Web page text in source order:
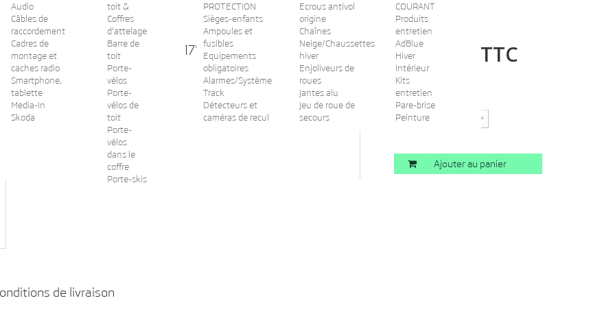
Audio
Câbles de
raccordement
Cadres de
montage et
caches radio
Smartphone,
tablette
Media-In
Skoda
toit &
Coffres
d'attelage
Barre de
toit
Porte-
vélos
Porte-
vélos de
toit
Porte-
vélos
dans le
coffre
Porte-skis
PROTECTION
Sièges-enfants
Ampoules et
fusibles
Equipements
obligatoires
Alarmes/Système
Track
Détecteurs et
caméras de recul
Ecrous antivol
origine
Chaînes
Neige/Chaussettes
hiver
Enjoliveurs de
roues
Jantes alu
Jeu de roue de
secours
COURANT
Produits
entretien
AdBlue
Hiver
Intérieur
Kits
entretien
Pare-brise
Peinture
Jante en alliage RATIKON 17" au design noir
métallisé
État :
255,00 € TTC
Quantité
Ajouter au panier
de livraison